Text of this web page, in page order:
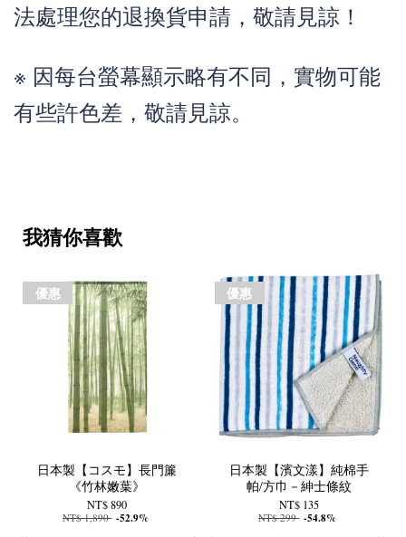
法處理您的退換貨申請，敬請見諒！
※ 因每台螢幕顯示略有不同，實物可能
有些許色差，敬請見諒。
我猜你喜歡
優惠
日本製【コスモ】長門簾
《竹林嫩葉》
NT$ 890
NT$ 1,890 -52.9%
優惠
日本製【濱文漾】純棉手
帕/方巾－紳士條紋
NT$ 135
NT$ 299 -54.8%